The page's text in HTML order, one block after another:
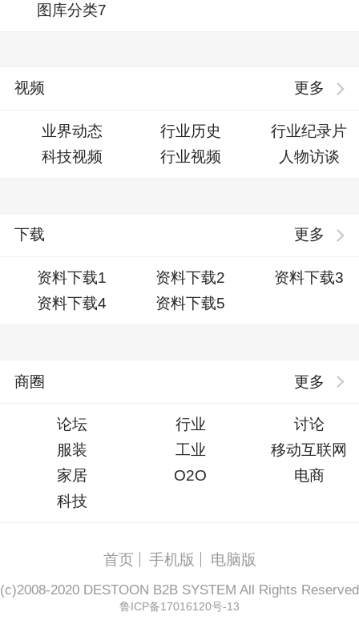
图库分类7
更多
视频
业界动态 行业历史
行业纪录片
科技视频
行业视频 人物访谈
更多
下载
资料下载1 资料下载2
资料下载3
资料下载4
资料下载5
更多
商圈
论坛 行业
讨论
服装
工业
移动互联网
家居
O2O
电商
科技
首页 手机版 电脑版
(c)2008-2020 DESTOON B2B SYSTEM All Rights Reserved
鲁ICP备17016120号-13